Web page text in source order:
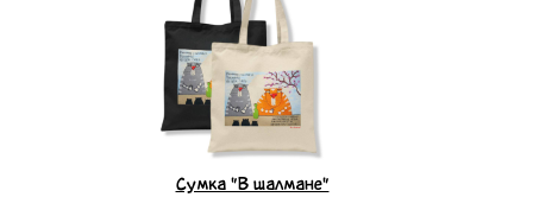
Сумка "В шалмане"